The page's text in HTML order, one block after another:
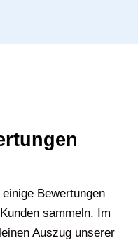
Bewertungen
sammeln. Im
Auszug unserer